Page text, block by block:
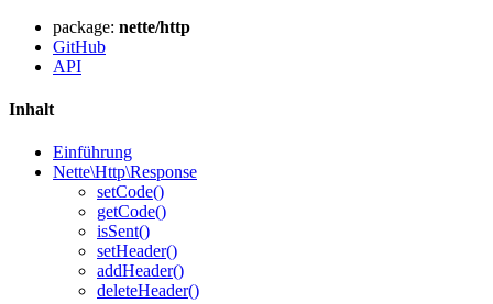
Haben Sie ein Problem auf dieser Seite gefunden?
Auf GitHub anzeigen
Ein Problem mit dieser Seite auf GitHub melden
package: nette/http
GitHub
API
Inhalt
Einführung
Nette\Http\Response
setCode()
getCode()
isSent()
setHeader()
addHeader()
deleteHeader()